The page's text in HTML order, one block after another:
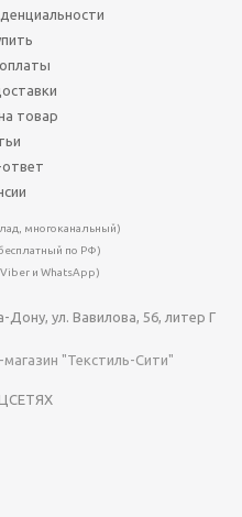
товар
многоканальный)
по РФ)
и WhatsApp)
Дону, ул. Вавилова, 56, литер Г
"Текстиль-Сити"